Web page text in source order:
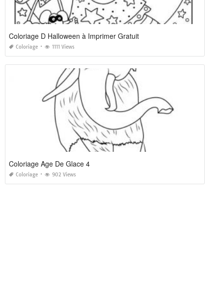
Coloriage D Halloween à Imprimer Gratuit
Coloriage 1111 Views
Coloriage Age De Glace 4
Coloriage 902 Views